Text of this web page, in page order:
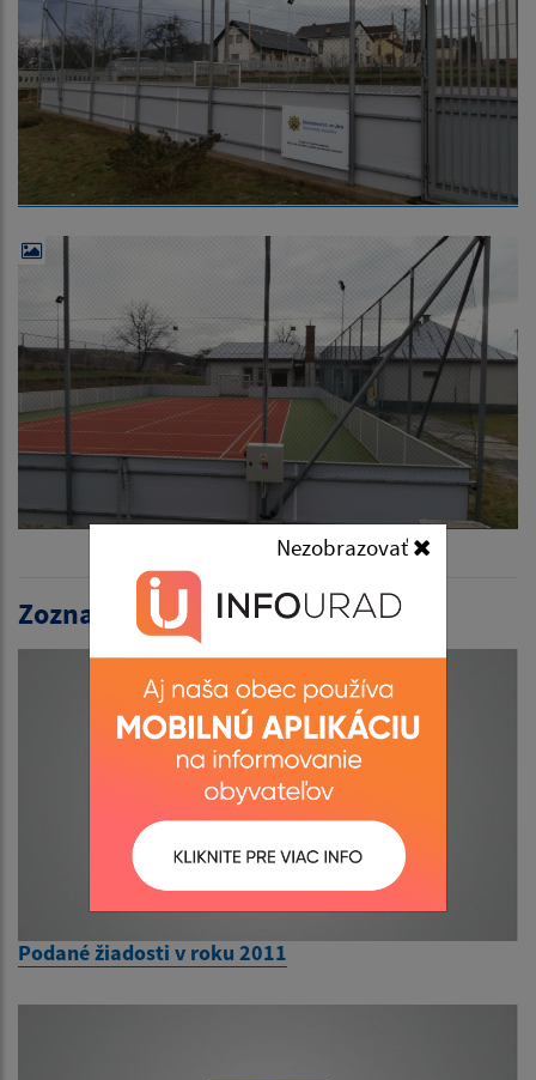
Nezobrazovať
Zoznam projektov:
Podané žiadosti v roku 2011